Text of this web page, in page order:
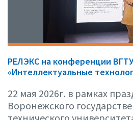
РЕЛЭКС на конференции
«Интеллектуальные
22 мая 2026г. в рамках
Воронежского